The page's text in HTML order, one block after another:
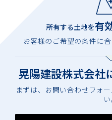
所有する土地を有
お客様のご希望の条件に
晃陽建設株式会社
まずは、お問い合わせフォ
い